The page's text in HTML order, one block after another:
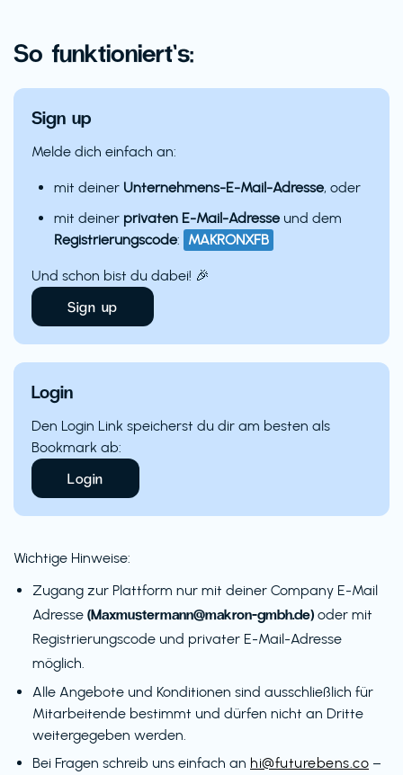
So funktioniert’s:
Sign up
Melde dich einfach an:
mit deiner Unternehmens-E-Mail-Adresse, oder
mit deiner privaten E-Mail-Adresse und dem
Registrierungscode: MAKRONXFB
Und schon bist du dabei! 🎉
Sign up
Login
Den Login Link speicherst du dir am besten als
Bookmark ab:
Login
Wichtige Hinweise:
Zugang zur Plattform nur mit deiner Company E-Mail
Adresse (Maxmustermann@makron-gmbh.de) oder mit
Registrierungscode und privater E-Mail-Adresse
möglich.
Alle Angebote und Konditionen sind ausschließlich für
Mitarbeitende bestimmt und dürfen nicht an Dritte
weitergegeben werden.
Bei Fragen schreib uns einfach an hi@futurebens.co –